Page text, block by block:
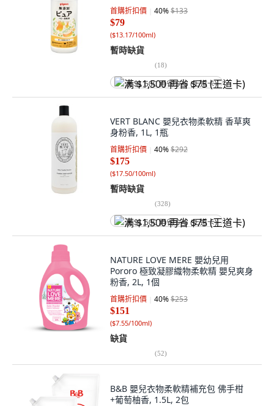
首購折扣價 40%$133
$79
($13.17/100ml)
暫時缺貨
(18)
满 $1,500 再省 $75 (王道卡)
VERT BLANC 嬰兒衣物柔軟精 香草爽
身粉香, 1L, 1瓶
首購折扣價 40%$292
$175
($17.50/100ml)
暫時缺貨
(328)
满 $1,500 再省 $75 (王道卡)
NATURE LOVE MERE 嬰幼兒用
Pororo 極致凝膠織物柔軟精 嬰兒爽身
粉香, 2L, 1個
首購折扣價 40%$253
$151
($7.55/100ml)
缺貨
(52)
B&B 嬰兒衣物柔軟精補充包 佛手柑
+葡萄柚香, 1.5L, 2包